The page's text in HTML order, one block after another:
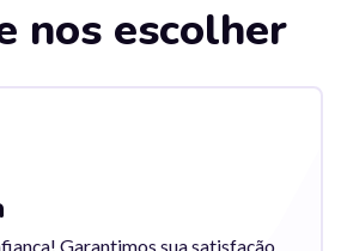
nos escolher
Garantimos sua satisfação